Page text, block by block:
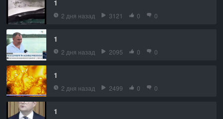
1
2 дня назад 3121 0 0
1
2 дня назад 2095 0 0
1
2 дня назад 2499 0 0
1